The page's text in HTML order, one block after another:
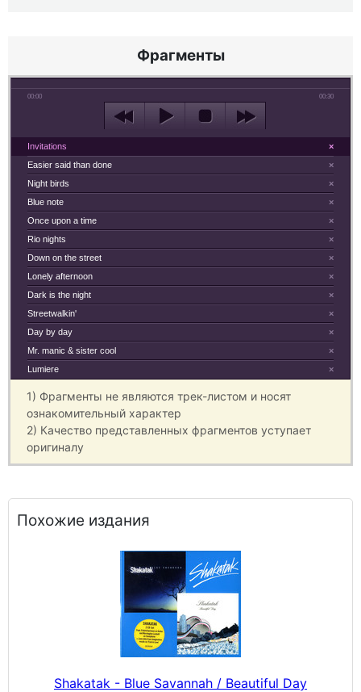
Фрагменты
00:00 00:30
×
Invitations
×
Easier said than done
×
Night birds
×
Blue note
×
Once upon a time
×
Rio nights
×
Down on the street
×
Lonely afternoon
×
Dark is the night
×
Streetwalkin'
×
Day by day
×
Mr. manic & sister cool
×
Lumiere
1) Фрагменты не являются трек-листом и носят
ознакомительный характер
2) Качество представленных фрагментов уступает
оригиналу
Похожие издания
Shakatak - Blue Savannah / Beautiful Day